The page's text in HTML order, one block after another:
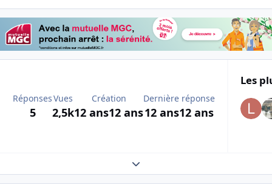
Réponses
5
Vues
2,5k
Création
12 ans12 ans
Dernière réponse
12 ans12 ans
Les
Expand topic overview